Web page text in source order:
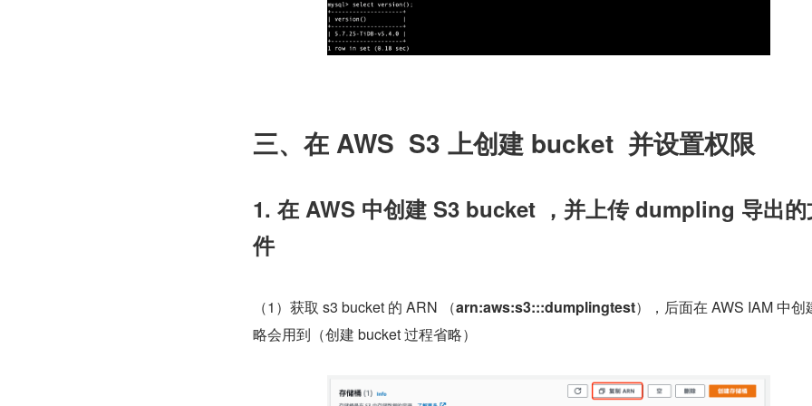
三、在 AWS  S3 上创建 bucket  并设置权限
1. 在 AWS 中创建 S3 bucket ，并上传 dumpling 导出的
件
（1）获取 s3 bucket 的 ARN （arn:aws:s3:::dumplingtest），后面在 AWS IAM 中创
略会用到（创建 bucket 过程省略）